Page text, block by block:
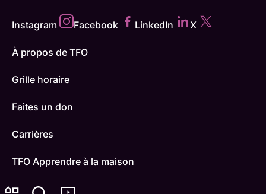
Instagram Facebook LinkedIn X
À propos de TFO
Grille horaire
Faites un don
Carrières
TFO Apprendre à la maison
Comment nous capter